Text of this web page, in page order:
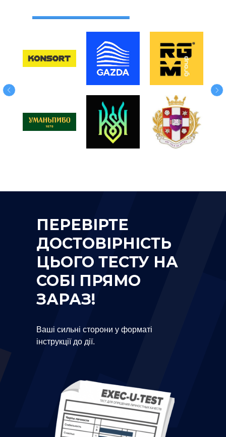
ПЕРЕВІРТЕ
ДОСТОВІРНІСТЬ
ЦЬОГО ТЕСТУ НА
СОБІ ПРЯМО
ЗАРАЗ!
Ваші сильні сторони у форматі
інструкції до дії.